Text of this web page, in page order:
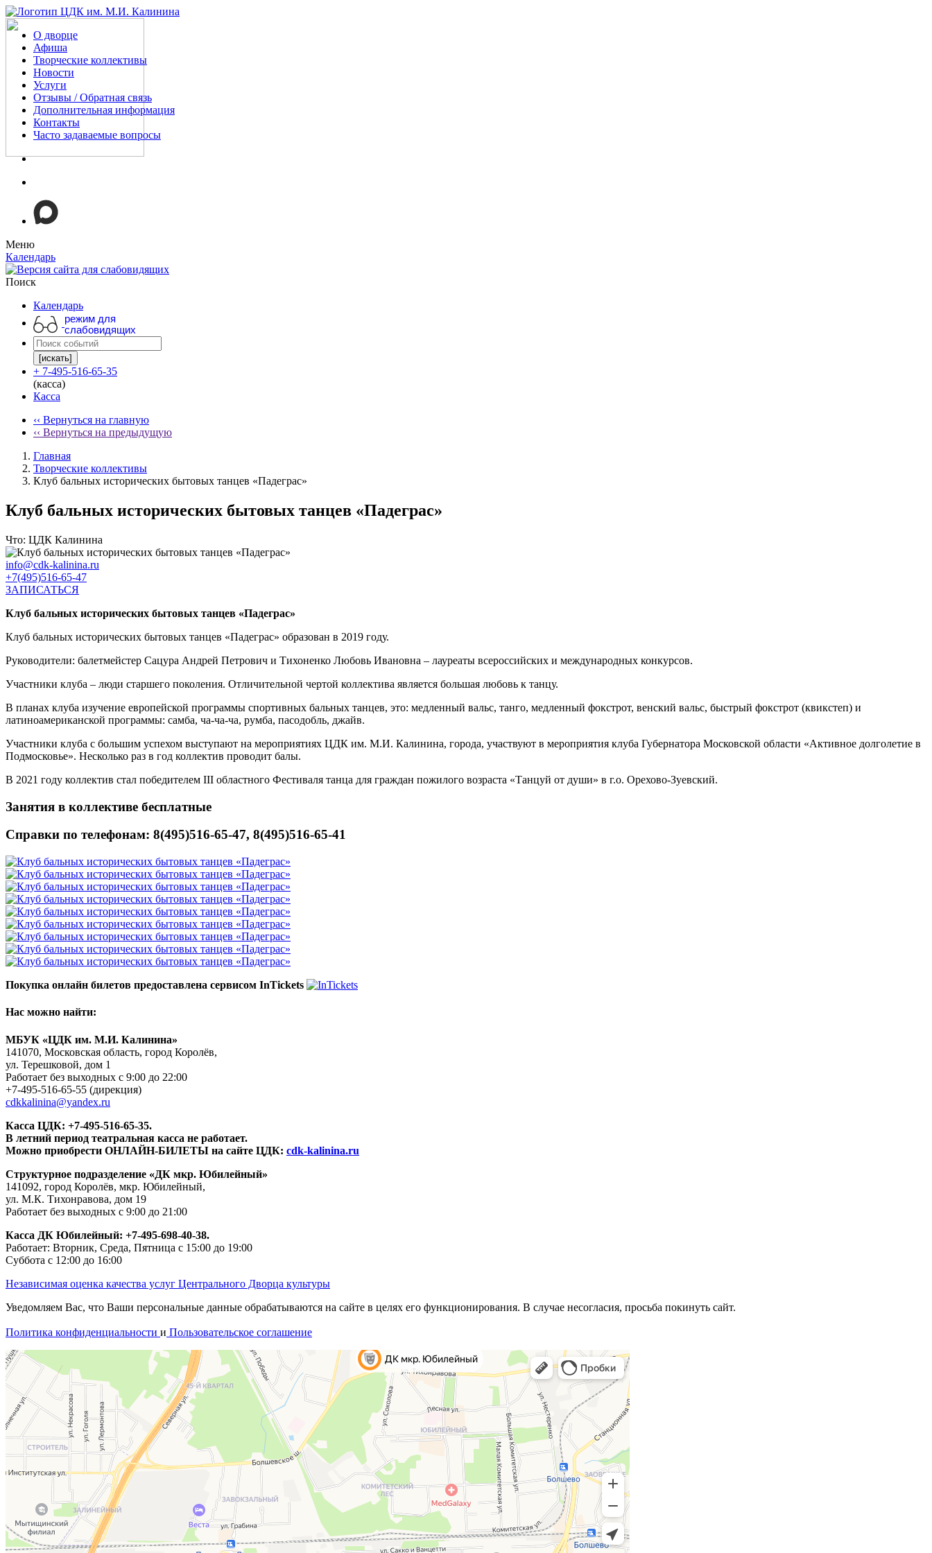
О дворце
Афиша
Творческие коллективы
Новости
Услуги
Отзывы / Обратная связь
Дополнительная информация
Контакты
Часто задаваемые вопросы
Меню
Календарь
Поиск
Календарь
режим для
слабовидящих
[искать]
+ 7-495-516-65-35
(касса)
Касса
‹‹ Вернуться на главную
‹‹ Вернуться на предыдущую
Главная
Творческие коллективы
Клуб бальных исторических бытовых танцев «Падеграс»
Клуб бальных исторических бытовых танцев «Падеграс»
Что: ЦДК Калинина
info@cdk-kalinina.ru
+7(495)516-65-47
ЗАПИСАТЬСЯ
Клуб бальных исторических бытовых танцев «Падеграс»
Клуб бальных исторических бытовых танцев «Падеграс» образован в 2019 году.
Руководители: балетмейстер Сацура Андрей Петрович и Тихоненко Любовь Ивановна – лауреаты всероссийских и международных конкурсов.
Участники клуба – люди старшего поколения. Отличительной чертой коллектива является большая любовь к танцу.
В планах клуба изучение европейской программы спортивных бальных танцев, это: медленный вальс, танго, медленный фокстрот, венский вальс, быстрый фокстрот (квикстеп) и
латиноамериканской программы: самба, ча-ча-ча, румба, пасодобль, джайв.
Участники клуба с большим успехом выступают на мероприятиях ЦДК им. М.И. Калинина, города, участвуют в мероприятия клуба Губернатора Московской области «Активное долголетие в
Подмосковье». Несколько раз в год коллектив проводит балы.
В 2021 году коллектив стал победителем III областного Фестиваля танца для граждан пожилого возраста «Танцуй от души» в г.о. Орехово-Зуевский.
Занятия в коллективе бесплатные
Справки по телефонам: 8(495)516-65-47, 8(495)516-65-41
Покупка онлайн билетов предоставлена сервисом InTickets
Нас можно найти:
МБУК «ЦДК им. М.И. Калинина»
141070, Московская область, город Королёв,
ул. Терешковой, дом 1
Работает без выходных с 9:00 до 22:00
+7-495-516-65-55 (дирекция)
cdkkalinina@yandex.ru
Касса ЦДК: +7-495-516-65-35.
В летний период театральная касса не работает.
Можно приобрести ОНЛАЙН-БИЛЕТЫ на сайте ЦДК: cdk-kalinina.ru
Структурное подразделение «ДК мкр. Юбилейный»
141092, город Королёв, мкр. Юбилейный,
ул. М.К. Тихонравова, дом 19
Работает без выходных с 9:00 до 21:00
Касса ДК Юбилейный: +7-495-698-40-38.
Работает: Вторник, Среда, Пятница с 15:00 до 19:00
Суббота с 12:00 до 16:00
Независимая оценка качества услуг Центрального Дворца культуры
Уведомляем Вас, что Ваши персональные данные обрабатываются на сайте в целях его функционирования. В случае несогласия, просьба покинуть сайт.
Политика конфиденциальности и Пользовательское соглашение